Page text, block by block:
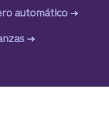
automático
automático